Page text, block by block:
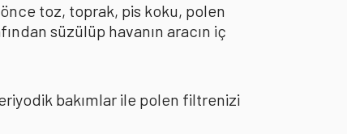
toz, toprak, pis koku, polen
süzülüp havanın aracın iç
bakımlar ile polen filtrenizi